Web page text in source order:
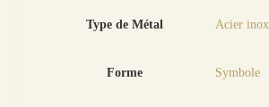
Type de Métal Acier
Forme Symbole